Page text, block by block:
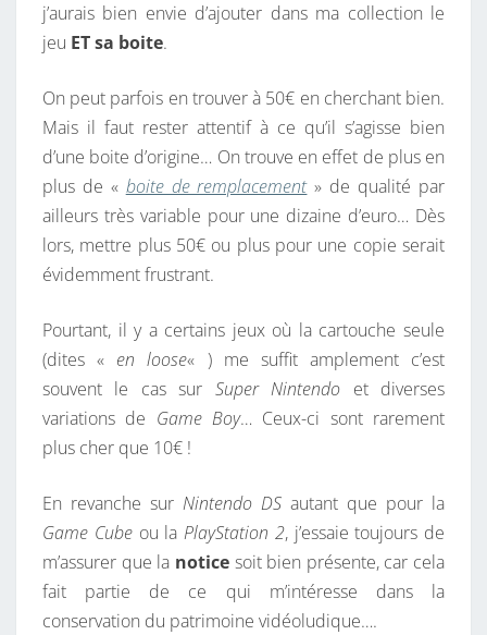
j’aurais bien envie d’ajouter dans ma collection le
jeu ETsa boite.
On peut parfois en trouver à 50€ en cherchant bien.
Mais il faut rester attentif à ce qu’il s’agisse bien
d’une boite d’origine… On trouve en effet de plus en
plus de « boite de remplacement» de qualité par
ailleurs très variable pour une dizaine d’euro… Dès
lors, mettre plus 50€ ou plus pour une copie serait
évidemment frustrant.
Pourtant, il y a certains jeux où la cartouche seule
(dites « en loose« ) me suffit amplement c’est
souvent le cas sur Super Nintendo et diverses
variations de Game Boy… Ceux-ci sont rarement
plus cher que 10€ !
En revanche sur Nintendo DS autant que pour la
Game Cubeou la PlayStation 2, j’essaie toujours de
m’assurer que la noticesoit bien présente, car cela
fait partie de ce qui m’intéresse dans la
conservation du patrimoine vidéoludique….